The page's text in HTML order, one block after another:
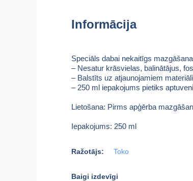
Informācija
Speciāls dabai nekaitīgs
– Nesatur krāsvielas, balinātājus,
– Balstīts uz atjaunojamiem
– 250 ml iepakojums pietiks
Lietošana: Pirms apģērba
Iepakojums: 250 ml
Ražotājs: Toko
Baigi izdevīgi